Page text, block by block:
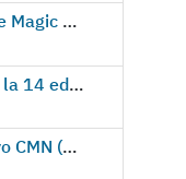
Photographic Exhibition. The Magic of Islamic Geometric Design
Próximamente tendrá lugar la 14 edición del máster oficial sobre Biología y Tecnología de la Reproducción de mamíferos
Reunión del Comité Ejecutivo CMN (Campus Mare Nostrum) UPCT-UMU